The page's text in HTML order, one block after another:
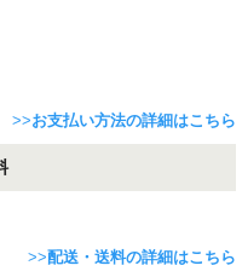
>>お支払い方法の詳細はこちら
>>配送・送料の詳細はこちら